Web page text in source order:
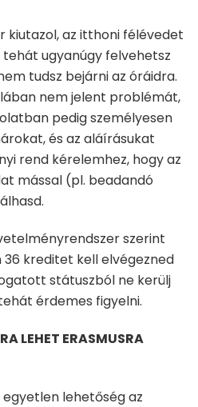
kiutazol, az itthoni félévedet
ugyanúgy felvehetsz
tudsz bejárni az óráidra.
nem jelent problémát,
pedig személyesen
és az aláírásukat
rend kérelemhez, hogy az
mással (pl. beadandó
szerint
kreditet kell elvégezned
státuszból ne kerülj
érdemes figyelni.
LEHET ERASMUSRA
lehetőség az